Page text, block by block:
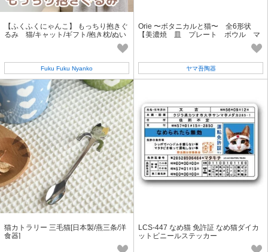
【ふくふくにゃんこ】 もっちり抱きぐ
るみ 猫/キャット/ギフト/抱き枕/ぬい
Fuku Fuku Nyanko
Orie 〜ボタニカルと猫〜 全6形状
【美濃焼 皿 プレート ボウル マ
グカップ 猫 日本製】ヤマ吾陶器
ヤマ吾陶器
猫カトラリー 三毛猫[日本製/燕三条/洋
食器]
LCS-447 なめ猫 免許証 なめ猫ダイカ
ットビニールステッカー